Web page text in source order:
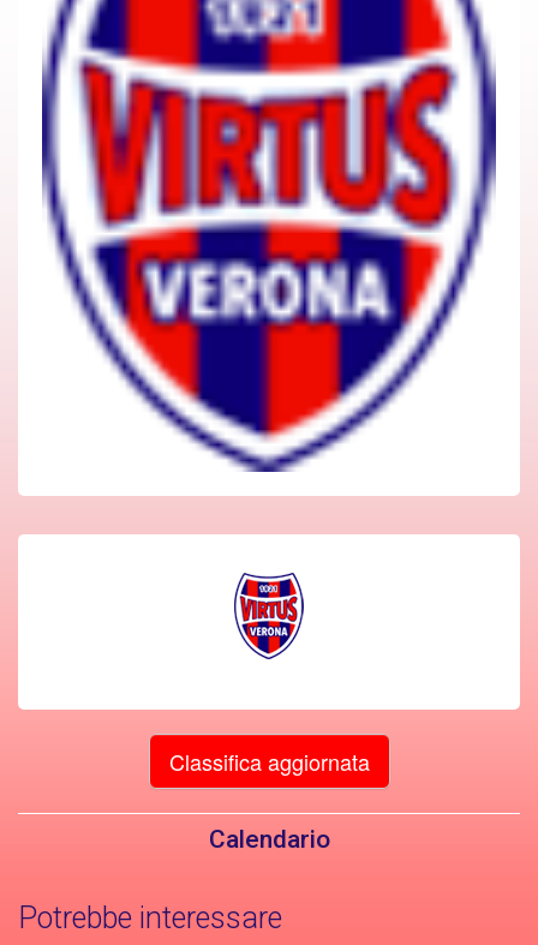
Classifica aggiornata
Calendario
Potrebbe interessare